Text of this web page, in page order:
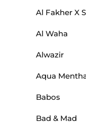
Al Fakher X
Al Waha
Alwazir
Aqua
Babos
Bad & Mad